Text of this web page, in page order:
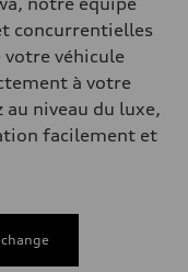
concurrentielles
véhicule
à votre
au niveau du luxe,
facilement et